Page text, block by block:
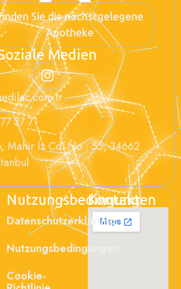
Sie die nächstgelegene
Apotheke
Medien
37 71
Mahir İz Cd. No : 55, 34662
Nutzungsbedingungen
Datenschutzerklärung
Nutzungsbedingungen
Cookie-
Kontakt